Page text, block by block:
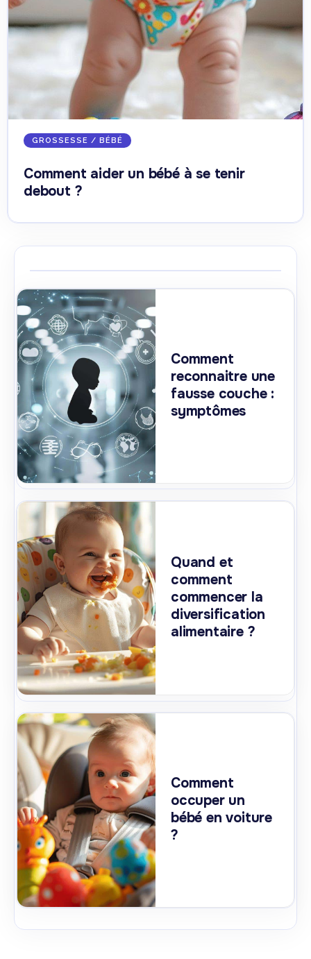
GROSSESSE / BÉBÉ
Comment aider un bébé à se tenir
debout ?
Comment
reconnaitre une
fausse couche :
symptômes
Quand et
comment
commencer la
diversification
alimentaire ?
Comment
occuper un
bébé en voiture
?